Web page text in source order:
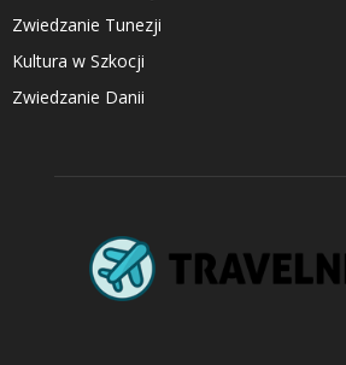
Zwiedzanie Tunezji
Kultura w Szkocji
Zwiedzanie Danii